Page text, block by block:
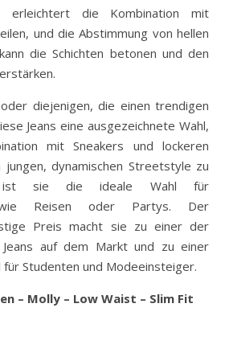
erleichtert die Kombination mit
und die Abstimmung von hellen
die Schichten betonen und den
diejenigen, die einen trendigen
Jeans eine ausgezeichnete Wahl,
mit Sneakers und lockeren
dynamischen Streetstyle zu
ist sie die ideale Wahl für
wie Reisen oder Partys. Der
Preis macht sie zu einer der
auf dem Markt und zu einer
Studenten und Modeeinsteiger.
– Molly – Low Waist – Slim Fit